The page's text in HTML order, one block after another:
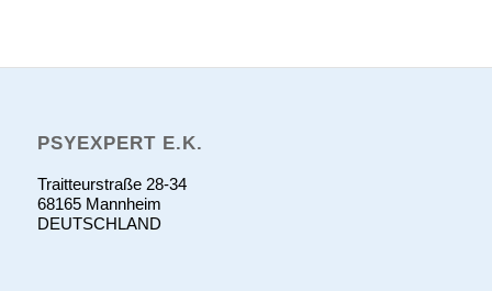
PSYEXPERT E.K.
Traitteurstraße 28-34
68165 Mannheim
DEUTSCHLAND